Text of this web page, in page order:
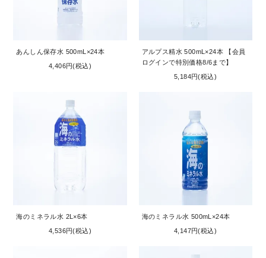
あんしん保存水 500mL×24本
4,406円(税込)
アルプス精水 500mL×24本 【会員
ログインで特別価格8/6まで】
5,184円(税込)
海のミネラル水 2L×6本
4,536円(税込)
海のミネラル水 500mL×24本
4,147円(税込)